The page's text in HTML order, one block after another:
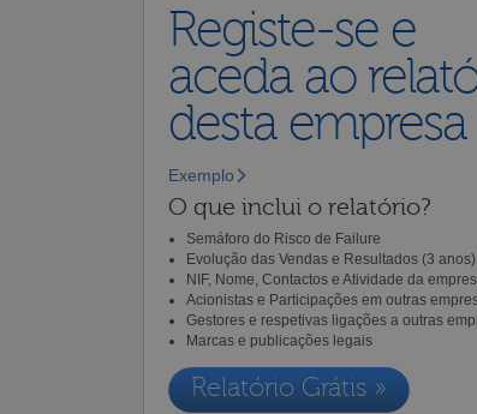
Registe-se e
aceda ao
desta empresa
Exemplo
O que inclui o relatório?
Semáforo do Risco de Failure
Evolução das Vendas e Resultados (3 anos)
NIF, Nome, Contactos e Atividade da
Acionistas e Participações em outras
Gestores e respetivas ligações a outras
Marcas e publicações legais
Relatório Grátis »